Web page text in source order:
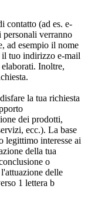
contatto (ad es. e-
verranno
ad esempio il nome
il tuo indirizzo e-mail
Inoltre,
la tua richiesta
dei prodotti,
ecc.). La base
legittimo interesse ai
della tua
o
delle
1 lettera b